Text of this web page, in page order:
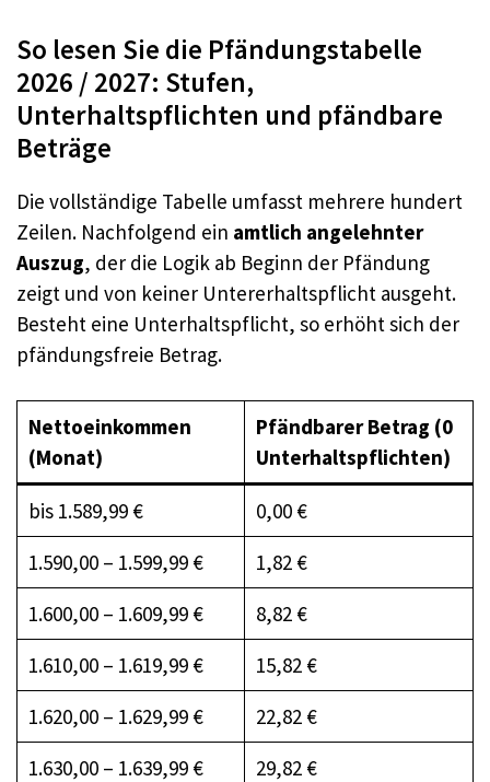
So lesen Sie die Pfändungstabelle
2026 / 2027: Stufen,
Unterhaltspflichten und pfändbare
Beträge
Die vollständige Tabelle umfasst mehrere hundert
Zeilen. Nachfolgend ein amtlich angelehnter
Auszug, der die Logik ab Beginn der Pfändung
zeigt und von keiner Untererhaltspflicht ausgeht.
Besteht eine Unterhaltspflicht, so erhöht sich der
pfändungsfreie Betrag.
Nettoeinkommen
(Monat)
Pfändbarer Betrag (0
Unterhaltspflichten)
bis 1.589,99 €
0,00 €
1.590,00 – 1.599,99 €
1,82 €
1.600,00 – 1.609,99 €
8,82 €
1.610,00 – 1.619,99 €
15,82 €
1.620,00 – 1.629,99 €
22,82 €
1.630,00 – 1.639,99 €
29,82 €